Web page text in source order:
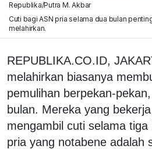
Republika/Putra M. Akbar
Cuti bagi ASN pria selama dua bulan
melahirkan.
REPUBLIKA.CO.ID,
melahirkan biasanya
pemulihan berpekan-
bulan. Mereka yang
mengambil cuti selama tiga
pria yang notabene adalah